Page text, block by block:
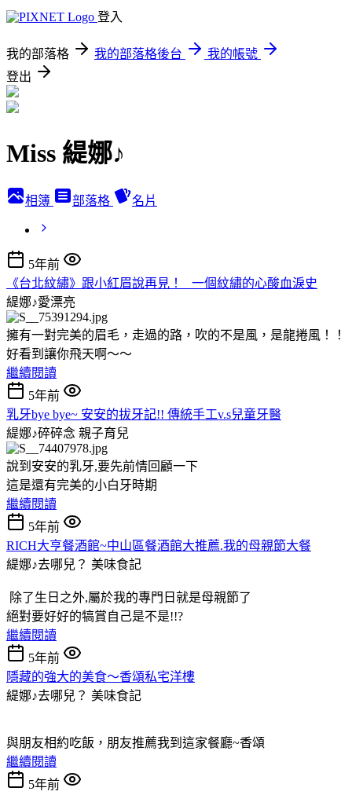
登入
我的部落格 我的部落格後台
我的帳號
登出
Miss 緹娜♪
相簿 部落格 名片
5年前
《台北紋繡》跟小紅眉說再見！ 一個紋繡的心酸血淚史
緹娜♪愛漂亮
擁有一對完美的眉毛，走過的路，吹的不是風，是龍捲風！！
好看到讓你飛天啊～～
繼續閱讀
5年前
乳牙bye bye~ 安安的拔牙記!! 傳統手工v.s兒童牙醫
緹娜♪碎碎念 親子育兒
說到安安的乳牙,要先前情回顧一下
這是還有完美的小白牙時期
繼續閱讀
5年前
RICH大亨餐酒館~中山區餐酒館大推薦.我的母親節大餐
緹娜♪去哪兒？ 美味食記
除了生日之外,屬於我的專門日就是母親節了
絕對要好好的犒賞自己是不是!!?
繼續閱讀
5年前
隱藏的強大的美食～香頌私宅洋樓
緹娜♪去哪兒？ 美味食記
與朋友相約吃飯，朋友推薦我到這家餐廳~香頌
繼續閱讀
5年前